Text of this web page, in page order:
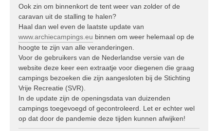
r
h
t
Ook zin om binnenkort de tent weer van zolder of de
caravan uit de stalling te halen?
Haal dan wel even de laatste update van
www.archiecampings.eu binnen om weer helemaal op de
hoogte te zijn van alle veranderingen.
Voor de gebruikers van de Nederlandse versie van de
website deze keer een extraatje voor diegenen die graag
campings bezoeken die zijn aangesloten bij de Stichting
Vrije Recreatie (SVR).
In de update zijn de openingsdata van duizenden
campings toegevoegd of gecontroleerd. Let er echter wel
op dat door de pandemie deze tijden kunnen afwijken!